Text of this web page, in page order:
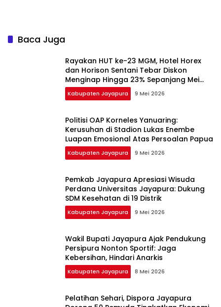
Baca Juga
Rayakan HUT ke-23 MGM, Hotel Horex
dan Horison Sentani Tebar Diskon
Menginap Hingga 23% Sepanjang Mei
2026
Kabupaten Jayapura 9 Mei 2026
Politisi OAP Korneles Yanuaring:
Kerusuhan di Stadion Lukas Enembe
Luapan Emosional Atas Persoalan Papua
Kabupaten Jayapura 9 Mei 2026
Pemkab Jayapura Apresiasi Wisuda
Perdana Universitas Jayapura: Dukung
SDM Kesehatan di 19 Distrik
Kabupaten Jayapura 9 Mei 2026
Wakil Bupati Jayapura Ajak Pendukung
Persipura Nonton Sportif: Jaga
Kebersihan, Hindari Anarkis
Kabupaten Jayapura 8 Mei 2026
Pelatihan Sehari, Dispora Jayapura